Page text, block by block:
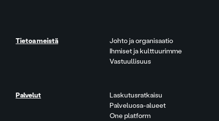
Tietoa meistä
Johto ja organisaatio
Ihmiset ja kulttuurimme
Vastuullisuus
Palvelut
Laskutusratkaisu
Palveluosa-alueet
One platform